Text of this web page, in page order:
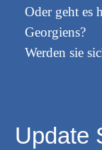
Oder geht es
Georgiens?
Werden sie
Update